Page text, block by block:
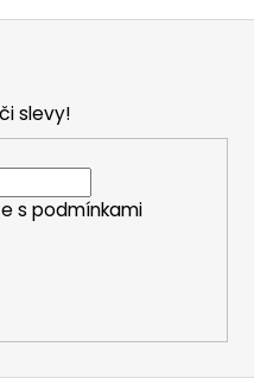
slevy!
s podmínkami